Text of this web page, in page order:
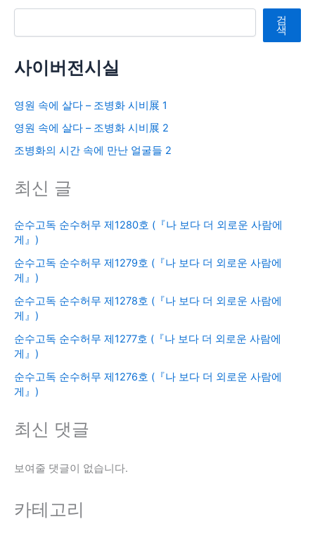
검색 검
색
사이버전시실
영원 속에 살다 – 조병화 시비展 1
영원 속에 살다 – 조병화 시비展 2
조병화의 시간 속에 만난 얼굴들 2
최신 글
순수고독 순수허무 제1280호 (『나 보다 더 외로운 사람에
게』)
순수고독 순수허무 제1279호 (『나 보다 더 외로운 사람에
게』)
순수고독 순수허무 제1278호 (『나 보다 더 외로운 사람에
게』)
순수고독 순수허무 제1277호 (『나 보다 더 외로운 사람에
게』)
순수고독 순수허무 제1276호 (『나 보다 더 외로운 사람에
게』)
최신 댓글
보여줄 댓글이 없습니다.
카테고리